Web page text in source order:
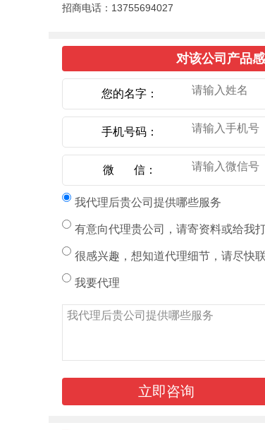
招商电话：13755694027
对该公司产品
您的名字：
手机号码：
微 信：
我代理后贵公司提供哪些服务
有意向代理贵公司，请寄资料或给我
很感兴趣，想知道代理细节，请尽快
我要代理